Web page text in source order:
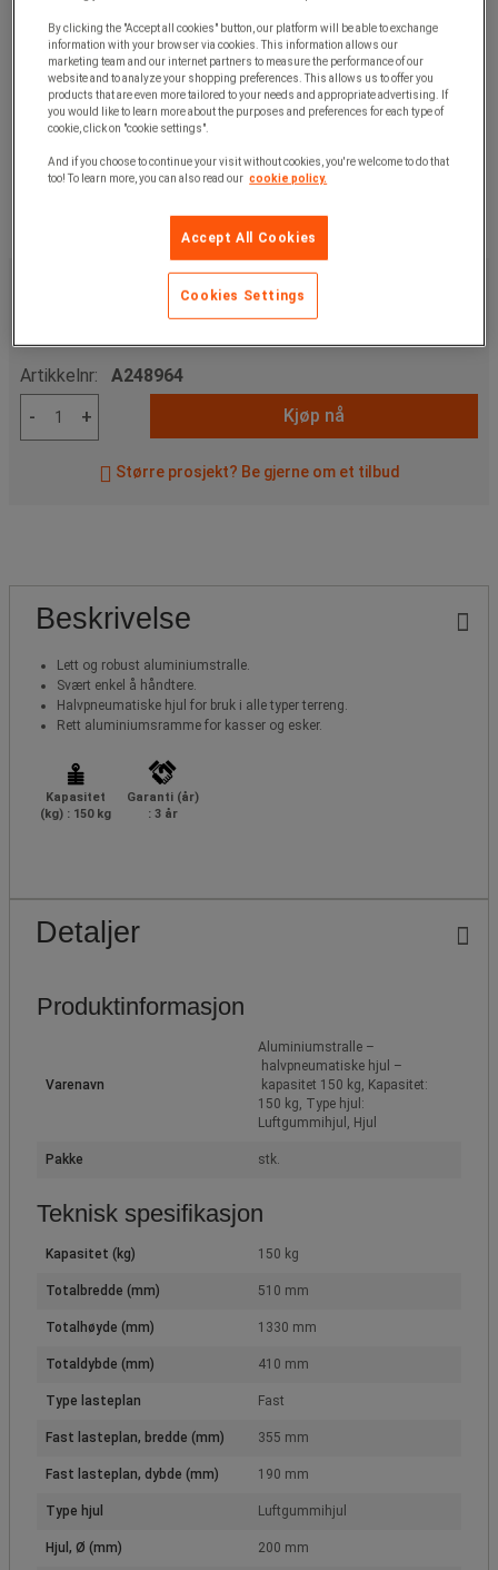
ekskl. mva
Artikkelnr: A248964
-
+ Kjøp nå
Større prosjekt? Be gjerne om et tilbud
Beskrivelse
Lett og robust aluminiumstralle.
Svært enkel å håndtere.
Halvpneumatiske hjul for bruk i alle typer terreng.
Rett aluminiumsramme for kasser og esker.
Kapasitet
(kg) : 150 kg
Garanti (år)
: 3 år
Detaljer
Produktinformasjon
Varenavn
Aluminiumstralle –
halvpneumatiske hjul –
kapasitet 150 kg, Kapasitet:
150 kg, Type hjul:
Luftgummihjul, Hjul
Pakke stk.
Teknisk spesifikasjon
Kapasitet (kg) 150 kg
Totalbredde (mm) 510 mm
Totalhøyde (mm) 1330 mm
Totaldybde (mm) 410 mm
Type lasteplan Fast
Fast lasteplan, bredde (mm) 355 mm
Fast lasteplan, dybde (mm) 190 mm
Type hjul Luftgummihjul
Hjul, Ø (mm) 200 mm
By clicking the "Accept all cookies" button, our platform will be able to exchange
information with your browser via cookies. This information allows our
marketing team and our internet partners to measure the performance of our
website and to analyze your shopping preferences. This allows us to offer you
products that are even more tailored to your needs and appropriate advertising. If
you would like to learn more about the purposes and preferences for each type of
cookie, click on "cookie settings".
And if you choose to continue your visit without cookies, you're welcome to do that
too! To learn more, you can also read our cookie policy.
Accept All Cookies
Cookies Settings